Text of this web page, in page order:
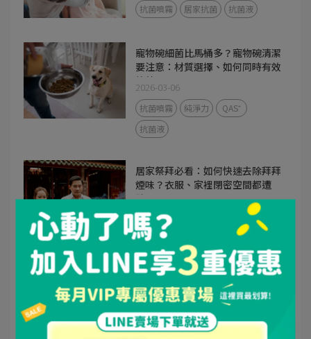
抗菌噴霧 居家抗菌 抗菌液
寵物碗細菌比馬桶多？寵物碗清潔
要注意：材質選擇、如何同時有效
抗菌？
2026-03-06
抗菌噴霧 純淨力
QAS⁺
抗菌液
居家祭拜必看：如何快速去除拜拜
煙味？衣服、家裡閉密空間都遭
殃！
菸味
除臭
除臭成分
QAS⁺
春節人擠人怎麼防？流感高峰期來
了！解析防護與抗菌對策
2026-02-06